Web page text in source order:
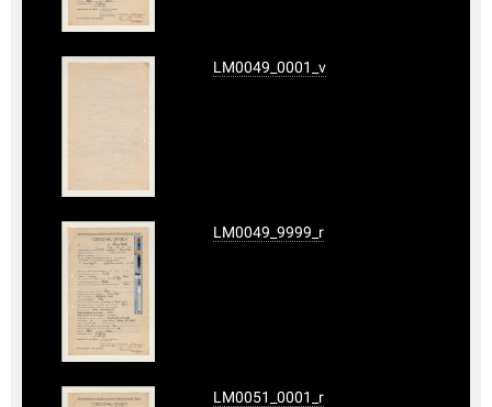
LM0049_0001_v
LM0049_9999_r
LM0051_0001_r